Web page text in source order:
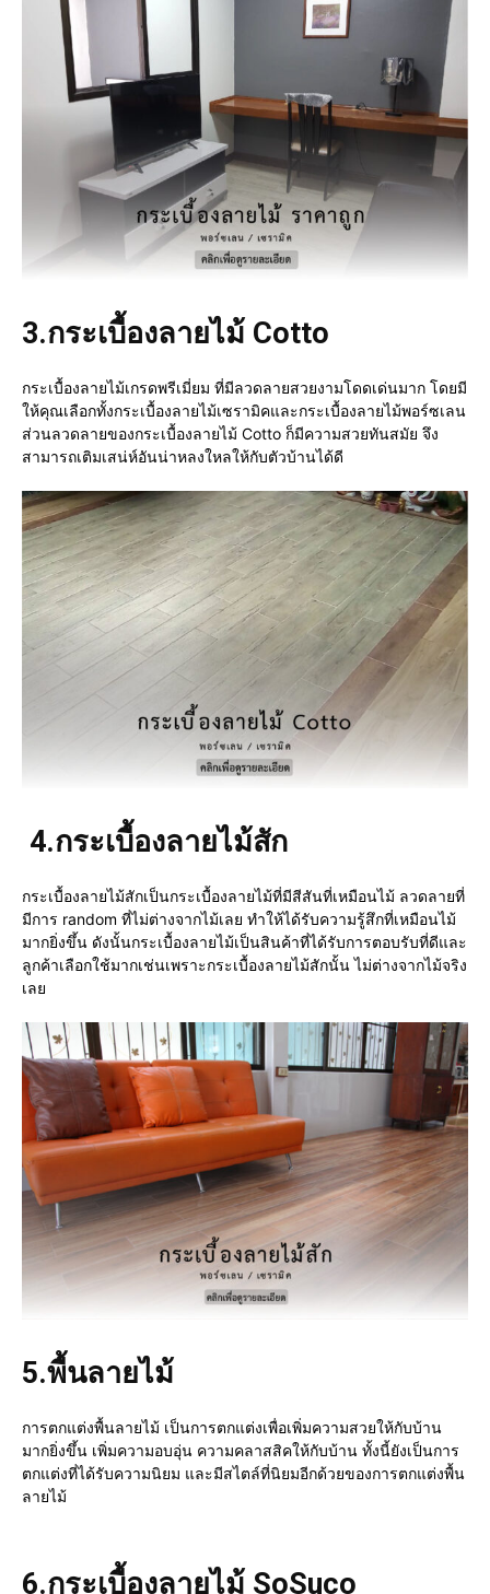
3.กระเบื้องลายไม้ Cotto
กระเบื้องลายไม้เกรดพรีเมี่ยม ที่มีลวดลายสวยงามโดดเด่นมาก โดยมี
ให้คุณเลือกทั้งกระเบื้องลายไม้เซรามิคและกระเบื้องลายไม้พอร์ซเลน
ส่วนลวดลายของกระเบื้องลายไม้ Cotto ก็มีความสวยทันสมัย จึง
สามารถเติมเสน่ห์อันน่าหลงใหลให้กับตัวบ้านได้ดี
4.กระเบื้องลายไม้สัก
กระเบื้องลายไม้สักเป็นกระเบื้องลายไม้ที่มีสีสันที่เหมือนไม้ ลวดลายที่
มีการ random ที่ไม่ต่างจากไม้เลย ทำให้ได้รับความรู้สึกที่เหมือนไม้
มากยิ่งขึ้น ดังนั้นกระเบื้องลายไม้เป็นสินค้าที่ได้รับการตอบรับที่ดีและ
ลูกค้าเลือกใช้มากเช่นเพราะกระเบื้องลายไม้สักนั้น ไม่ต่างจากไม้จริง
เลย
5.พื้นลายไม้
การตกแต่งพื้นลายไม้ เป็นการตกแต่งเพื่อเพิ่มความสวยให้กับบ้าน
มากยิ่งขึ้น เพิ่มความอบอุ่น ความคลาสสิคให้กับบ้าน ทั้งนี้ยังเป็นการ
ตกแต่งที่ได้รับความนิยม และมีสไตล์ที่นิยมอีกด้วยของการตกแต่งพื้น
ลายไม้
6.กระเบื้องลายไม้ SoSuco